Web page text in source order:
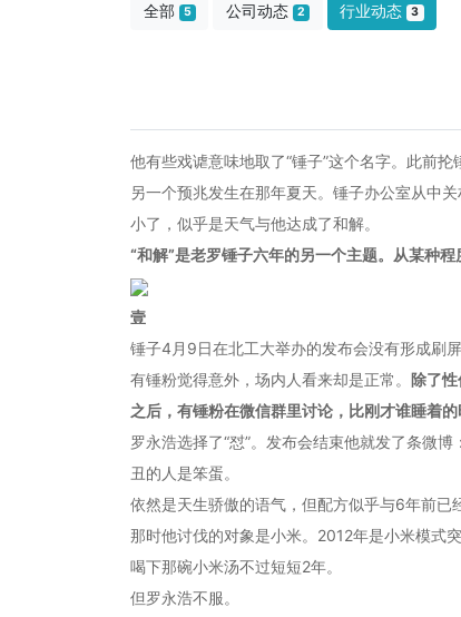
全部 5 公司动态 2 行业动态 3
他有些戏谑意味地取了“锤子”这个名字。此前
另一个预兆发生在那年夏天。锤子办公室从中
小了，似乎是天气与他达成了和解。
“和解”是老罗锤子六年的另一个主题。从某种
壹
锤子4月9日在北工大举办的发布会没有形成刷屏
有锤粉觉得意外，场内人看来却是正常。 除了
之后，有锤粉在微信群里讨论，比刚才谁睡着的
罗永浩选择了“怼”。发布会结束他就发了条微
丑的人是笨蛋。
依然是天生骄傲的语气，但配方似乎与6年前已
那时他讨伐的对象是小米。2012年是小米模式
喝下那碗小米汤不过短短2年。
但罗永浩不服。